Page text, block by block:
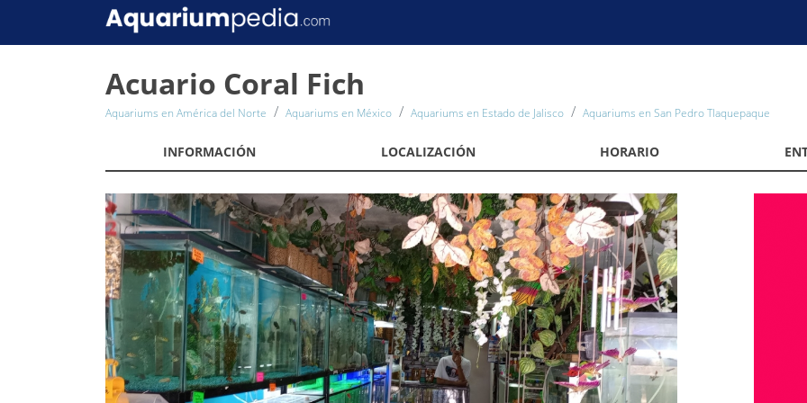
Acuario Coral Fich
Aquariums en América del Norte Aquariums en México Aquariums en Estado de Jalisco Aquariums en San Pedro Tlaquepaque
INFORMACIÓN LOCALIZACIÓN HORARIO